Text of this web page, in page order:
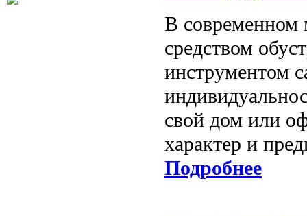
В современном
средством
инструментом
свой дом или
характер и
Подробнее